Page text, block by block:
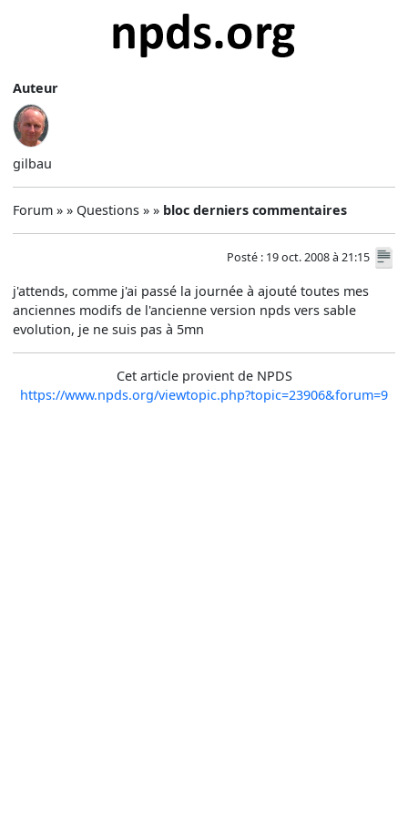
Auteur
gilbau
Forum » » Questions » » bloc derniers commentaires
Posté : 19 oct. 2008 à 21:15
j'attends, comme j'ai passé la journée à ajouté toutes mes
anciennes modifs de l'ancienne version npds vers sable
evolution, je ne suis pas à 5mn
Cet article provient de NPDS
https://www.npds.org/viewtopic.php?topic=23906&forum=9